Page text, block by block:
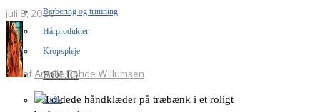
Barbering og trimning
Hårprodukter
Kropspleje
BOLIG
Kaffe
juli 8, 2026
afAmalie Rohde Willumsen